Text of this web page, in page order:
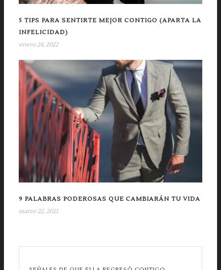
5 TIPS PARA SENTIRTE MEJOR CONTIGO (APARTA LA
INFELICIDAD)
enero 24, 2022
9 PALABRAS PODEROSAS QUE CAMBIARÁN TU VIDA
marzo 22, 2021